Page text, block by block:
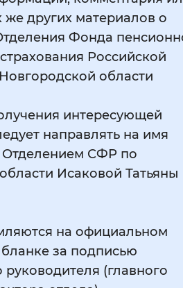
же других материалов о
Фонда
Российской
области
интересующей
направлять на имя
СФР по
Исаковой Татьяны
на официальном
за подписью
руководителя (главного